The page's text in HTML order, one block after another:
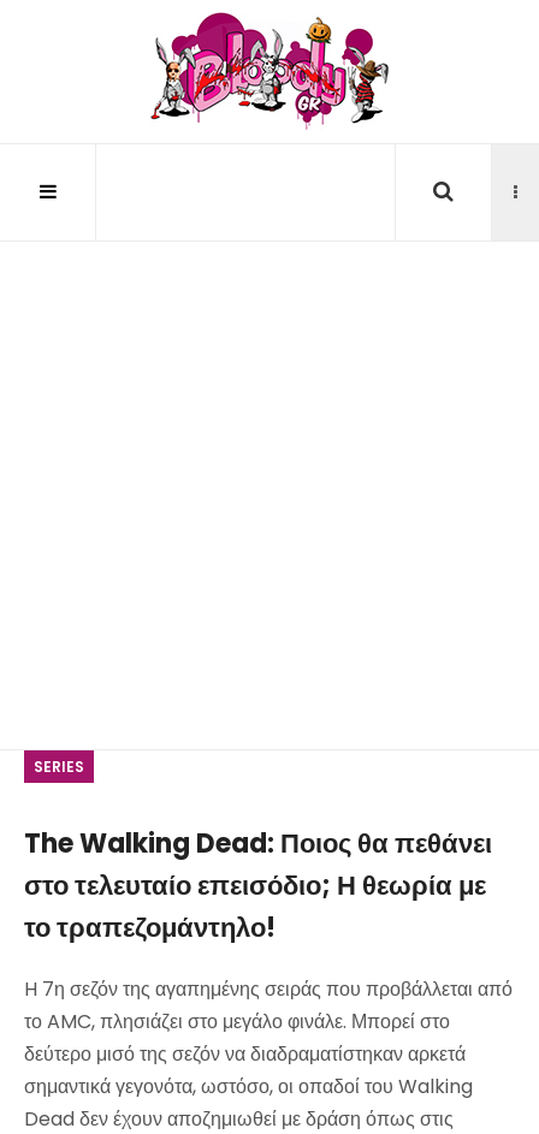
SERIES
The Walking Dead: Ποιος θα πεθάνει
στο τελευταίο επεισόδιο; Η θεωρία με
το τραπεζομάντηλο!
H 7η σεζόν της αγαπημένης σειράς που προβάλλεται από
το AMC, πλησιάζει στο μεγάλο φινάλε. Μπορεί στο
δεύτερο μισό της σεζόν να διαδραματίστηκαν αρκετά
σημαντικά γεγονότα, ωστόσο, οι οπαδοί του Walking
Dead δεν έχουν αποζημιωθεί με δράση όπως στις